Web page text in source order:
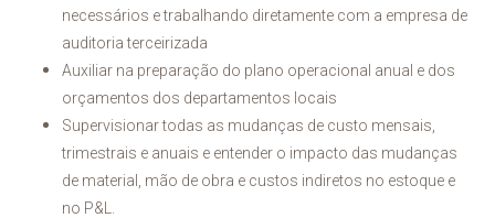
necessários e trabalhando diretamente com a empresa de
auditoria terceirizada
Auxiliar na preparação do plano operacional anual e dos
orçamentos dos departamentos locais
Supervisionar todas as mudanças de custo mensais,
trimestrais e anuais e entender o impacto das mudanças
de material, mão de obra e custos indiretos no estoque e
no P&L.